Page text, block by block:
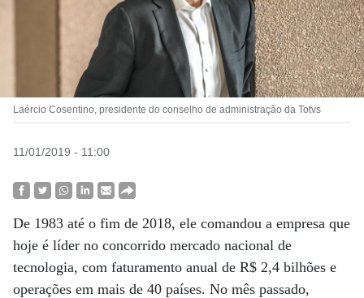
Laércio Cosentino, presidente do conselho de administração da Totvs
11/01/2019 - 11:00
De 1983 até o fim de 2018, ele comandou a empresa que
hoje é líder no concorrido mercado nacional de
tecnologia, com faturamento anual de R$ 2,4 bilhões e
operações em mais de 40 países. No mês passado,